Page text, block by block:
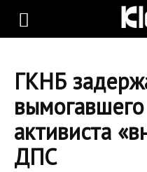
KLOOP.KG
Новости
ГКНБ
активиста
ДПС